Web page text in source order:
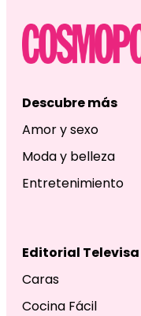
Descubre más
Amor y sexo
Moda y belleza
Entretenimiento
Editorial Televisa
Caras
Cocina Fácil